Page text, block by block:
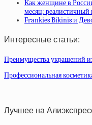
Как женщине в
месяц: реалистичный
Frankies Bikinis и
Интересные статьи:
Преимущества украшений
Профессиональная
Лучшее на